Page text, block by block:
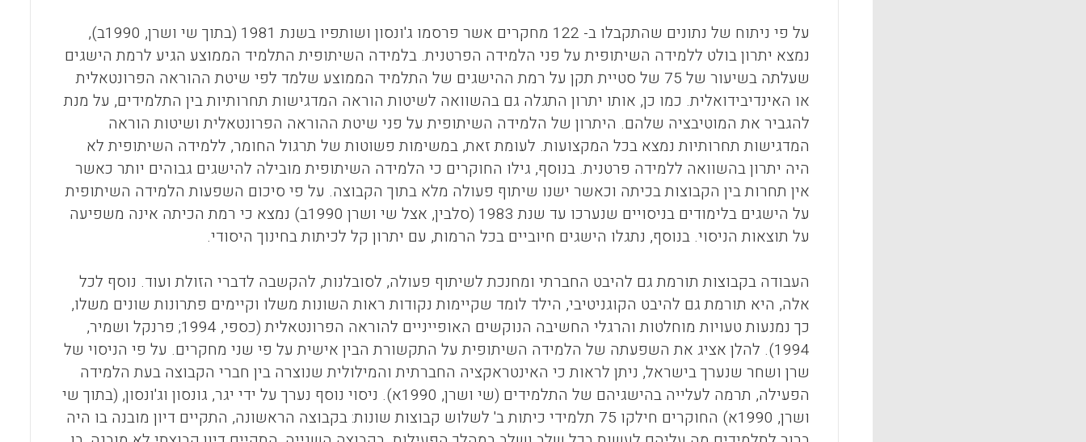
על פי ניתוח של נתונים שהתקבלו ב- 122 מחקרים אשר פרסמו ג'ונסון ושותפיו בשנת 1981 (בתוך שי ושרן, 1990ב),
נמצא יתרון בולט ללמידה השיתופית על פני הלמידה הפרטנית. בלמידה השיתופית התלמיד הממוצע הגיע לרמת הישגים
שעלתה בשיעור של 75 של סטיית תקן על רמת ההישגים של התלמיד הממוצע שלמד לפי שיטת ההוראה הפרונטאלית
או האינדיבידואלית. כמו כן, אותו יתרון התגלה גם בהשוואה לשיטות הוראה המדגישות תחרותיות בין התלמידים, על מנת
להגביר את המוטיבציה שלהם. היתרון של הלמידה השיתופית על פני שיטת ההוראה הפרונטאלית ושיטות הוראה
המדגישות תחרותיות נמצא בכל המקצועות. לעומת זאת, במשימות פשוטות של תרגול החומר, ללמידה השיתופית לא
היה יתרון בהשוואה ללמידה פרטנית. בנוסף, גילו החוקרים כי הלמידה השיתופית מובילה להישגים גבוהים יותר כאשר
אין תחרות בין הקבוצות בכיתה וכאשר ישנו שיתוף פעולה מלא בתוך הקבוצה. על פי סיכום השפעות הלמידה השיתופית
על הישגים בלימודים בניסויים שנערכו עד שנת 1983 (סלבין, אצל שי ושרן 1990ב) נמצא כי רמת הכיתה אינה משפיעה
על תוצאות הניסוי. בנוסף, נתגלו הישגים חיוביים בכל הרמות, עם יתרון קל לכיתות בחינוך היסודי.
העבודה בקבוצות תורמת גם להיבט החברתי ומחנכת לשיתוף פעולה, לסובלנות, להקשבה לדברי הזולת ועוד. נוסף לכל
אלה, היא תורמת גם להיבט הקוגניטיבי, הילד לומד שקיימות נקודות ראות השונות משלו וקיימים פתרונות שונים משלו,
כך נמנעות טעויות מוחלטות והרגלי החשיבה הנוקשים האופייניים להוראה הפרונטאלית (כספי, 1994; פרנקל ושמיר,
1994). להלן אציג את השפעתה של הלמידה השיתופית על התקשורת הבין אישית על פי שני מחקרים. על פי הניסוי של
שרן ושחר שנערך בישראל, ניתן לראות כי האינטראקציה החברתית והמילולית שנוצרה בין חברי הקבוצה בעת הלמידה
הפעילה, תרמה לעלייה בהישגיהם של התלמידים (שי ושרן, 1990א). ניסוי נוסף נערך על ידי יגר, גונסון וג'ונסון, (בתוך שי
ושרן, 1990א) החוקרים חילקו 75 תלמידי כיתות ב' לשלוש קבוצות שונות: בקבוצה הראשונה, התקיים דיון מובנה בו היה